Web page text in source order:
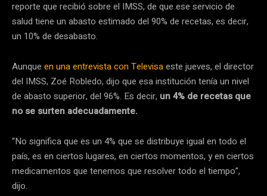
reporte que recibió sobre el IMSS, de que ese servicio de
salud tiene un abasto estimado del 90% de recetas, es decir,
un 10% de desabasto.
Aunque en una entrevista con Televisaeste jueves, el director
del IMSS, Zoé Robledo, dijo que esa institución tenía un nivel
de abasto superior, del 96%. Es decir, un 4% de recetas que
no se surten adecuadamente.
“No significa que es un 4% que se distribuye igual en todo el
país, es en ciertos lugares, en ciertos momentos, y en ciertos
medicamentos que tenemos que resolver todo el tiempo”,
dijo.